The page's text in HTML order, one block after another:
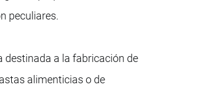
peculiares.
destinada a la fabricación de
alimenticias o de